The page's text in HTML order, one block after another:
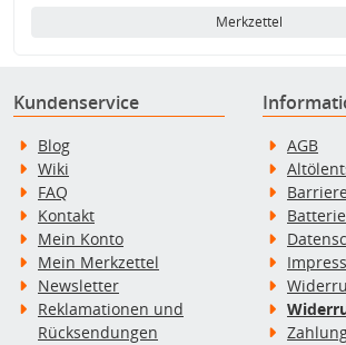
Merkzettel
Kundenservice
Blog
Wiki
FAQ
Kontakt
Mein Konto
Mein Merkzettel
Newsletter
Reklamationen und
Rücksendungen
AGB